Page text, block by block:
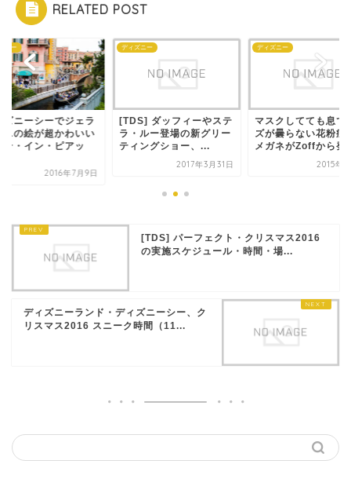
RELATED POST
ニー
ダッフィーやステ
ルー登場の新グリー
ングショー、...
ディズニー
マスクしてても息でレン
ズが曇らない花粉症対策
メガネがZoffから発...
2015年1月8日
ディズニー
ディズニーシーでジ
トーニの絵が超かわ
アルテ・イン・ピア
[TDS] パーフェクト・クリスマス2016
の実施スケジュール・時間・場...
ディズニーランド・ディズニーシー、ク
リスマス2016 スニーク時間（11...